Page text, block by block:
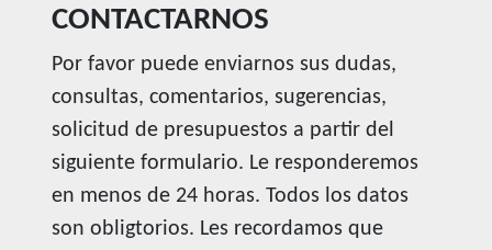
CONTACTARNOS
Por favor puede enviarnos sus dudas,
consultas, comentarios, sugerencias,
solicitud de presupuestos a partir del
siguiente formulario. Le responderemos
en menos de 24 horas. Todos los datos
son obligtorios. Les recordamos que